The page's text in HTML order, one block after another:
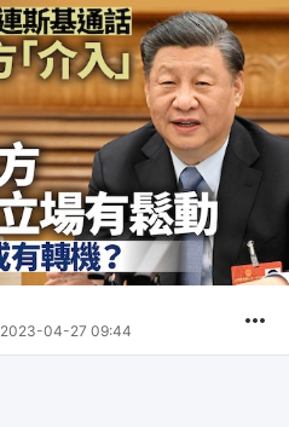
2023-04-27 09:44